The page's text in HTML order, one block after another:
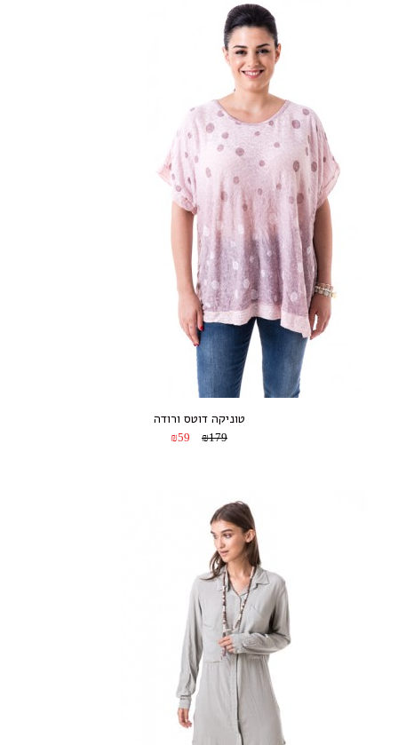
טוניקה דוטס ורודה
₪179
₪59